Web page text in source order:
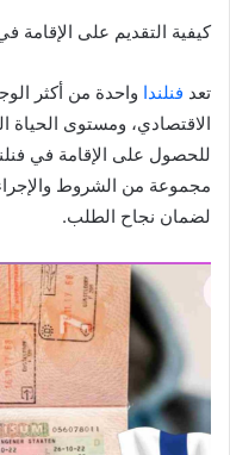
كيفية التقديم على الإقامة
تعد فنلندا واحدة من أكثر
الاقتصادي، ومستوى الحياة
للحصول على الإقامة في
مجموعة من الشروط
لضمان نجاح الطلب.